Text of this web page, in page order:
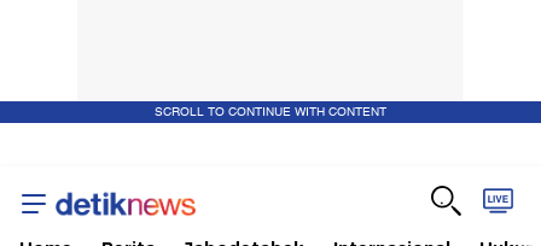
SCROLL TO CONTINUE WITH CONTENT